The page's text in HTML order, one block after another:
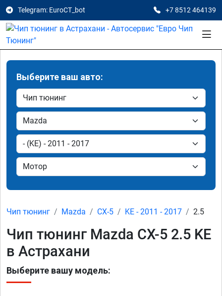
Telegram: EuroCT_bot +7 8512 464139
Выберите ваш авто:
Чип тюнинг Mazda CX-5 KE - 2011 - 2017 2.5
Чип тюнинг Mazda CX-5 2.5 KE
в Астрахани
Выберите вашу модель: